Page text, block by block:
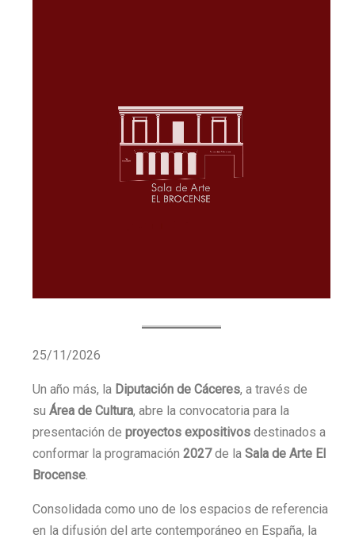
25/11/2026
Un año más, la Diputación de Cáceres, a través de
su Área de Cultura, abre la convocatoria para la
presentación de proyectos expositivos destinados a
conformar la programación 2027de la Sala de Arte El
Brocense
Consolidada como uno de los espacios de referencia
en la difusión del arte contemporáneo en España, la